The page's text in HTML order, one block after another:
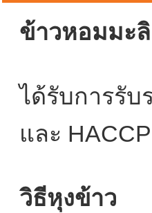
ข้าวหอมมะ
ได้รับการรับ
และ HACCP
วิธีหุงข้าว